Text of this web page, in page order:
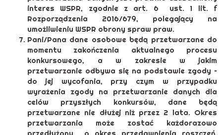
interes WSPR, zgodnie z art. 6 ust. 1 lit. f
Rozporządzenia 2016/679, polegający na
umożliwieniu WSPR obrony spraw praw.
Pani/Pana dane osobowe będą przetwarzane do
momentu zakończenia aktualnego procesu
konkursowego, a w zakresie w jakim
przetwarzanie odbywa się na podstawie zgody –
do jej wycofania, przy czym w przypadku
wyrażenia zgody na przetwarzanie danych dla
celów przyszłych konkursów, dane będą
przetwarzane nie dłużej niż przez 2 lata. Okres
przetwarzania może zostać każdorazowo